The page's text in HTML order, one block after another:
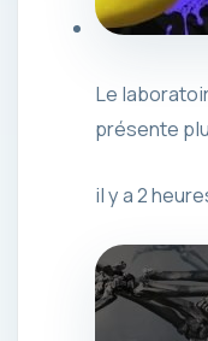
Le
présente
il y a 2